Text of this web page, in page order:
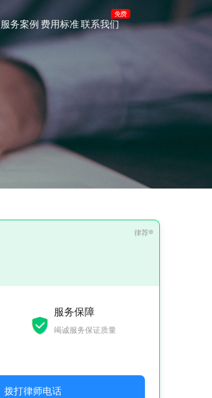
服务案例 费用标准联系我们
免费
服务保障
竭诚服务保证质量
拨打律师电话